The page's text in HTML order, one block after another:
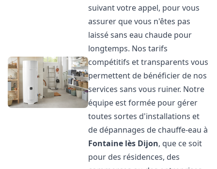
suivant votre appel, pour vous
assurer que vous n'êtes pas
laissé sans eau chaude pour
longtemps. Nos tarifs
compétitifs et transparents vous
permettent de bénéficier de nos
services sans vous ruiner. Notre
équipe est formée pour gérer
toutes sortes d'installations et
de dépannages de chauffe-eau à
Fontaine lès Dijon, que ce soit
pour des résidences, des